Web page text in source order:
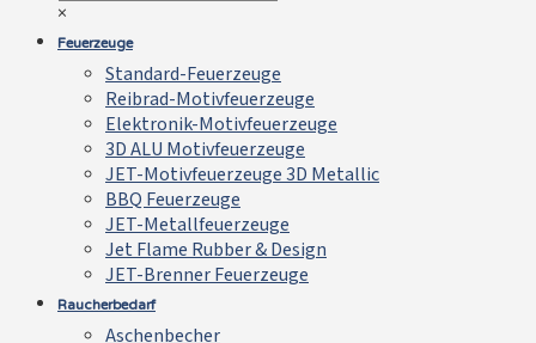
×
Feuerzeuge
Standard-Feuerzeuge
Reibrad-Motivfeuerzeuge
Elektronik-Motivfeuerzeuge
3D ALU Motivfeuerzeuge
JET-Motivfeuerzeuge 3D Metallic
BBQ Feuerzeuge
JET-Metallfeuerzeuge
Jet Flame Rubber & Design
JET-Brenner Feuerzeuge
Raucherbedarf
Aschenbecher